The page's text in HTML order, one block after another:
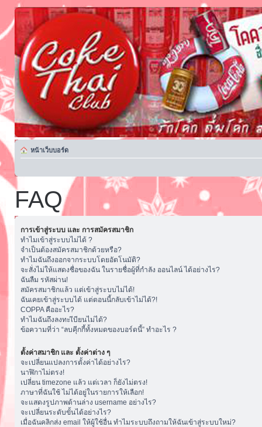
หน้าเว็บบอร์ด
FAQ
การเข้าสู่ระบบ และ การสมัครสมาชิก
ทำไมเข้าสู่ระบบไม่ได้ ?
จำเป็นต้องสมัครสมาชิกด้วยหรือ?
ทำไมฉันถึงออกจากระบบโดยอัตโนมัติ?
จะสั่งไม่ให้แสดงชื่อของฉัน ในรายชื่อผู้ที่กำลัง ออนไลน์ ได้อย่างไร?
ฉันลืม รหัสผ่าน!
สมัครสมาชิกแล้ว แต่เข้าสู่ระบบไม่ได้!
ฉันเคยเข้าสู่ระบบได้ แต่ตอนนี้กลับเข้าไม่ได้?!
COPPA คืออะไร?
ทำไมฉันถึงลงทะเีบียนไม่ได้?
ข้อความที่ว่า “ลบคุีกกี้ทั้งหมดของบอร์ดนี้” ทำอะไร ?
ตั้งค่าสมาชิก และ ตั้งค่าต่าง ๆ
จะเปลี่ยนแปลงการตั้งค่าได้อย่างไร?
นาฬิกาไม่ตรง!
เปลี่ยน timezone แล้ว แต่เวลา ก็ยังไม่ตรง!
ภาษาที่ฉันใช้ ไม่ได้อยู่ในรายการให้เลือก!
จะแสดงรูปภาพด้านล่าง username อย่างไร?
จะเปลี่ยนระดับขั้นได้อย่างไร?
เมื่อฉันคลิกส่ง email ให้ผู้ใช้อื่น ทำไมระบบถึงถามให้ฉันเข้าสู่ระบบใหม่?